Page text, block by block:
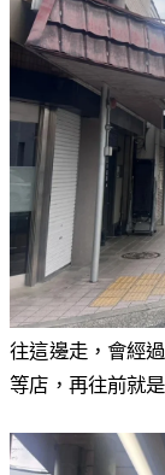
往這邊走，會經
等店，再往前就